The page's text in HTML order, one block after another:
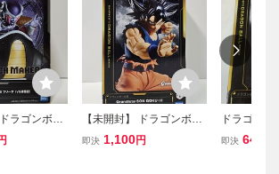
ラゴンボー
フ
【未開封】 ドラゴンボー
ル超 Grandista -SON GO
即決 1,100円
ドラゴン
ボールZ ベ
即決 640